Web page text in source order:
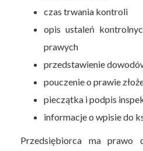
czas trwania kontroli
opis ustaleń
prawych
przedstawienie
pouczenie o prawie
pieczątka i podpis
informacje o wpisie do
Przedsiębiorca ma prawo